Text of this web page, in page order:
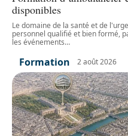
disponibles
Le domaine de la santé et de
personnel qualifié et bien formé,
les événements…
Formation 2 août 2026